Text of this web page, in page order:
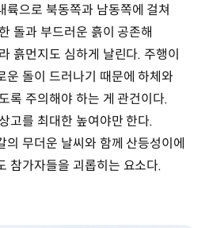
륙으로 북동쪽과 남동쪽에 걸쳐
돌과 부드러운 흙이 공존해
흙먼지도 심하게 날린다. 주행이
운 돌이 드러나기 때문에 하체와
록 주의해야 하는 게 관건이다.
고를 최대한 높여야만 한다.
의 무더운 날씨와 함께 산등성이에
참가자들을 괴롭히는 요소다.